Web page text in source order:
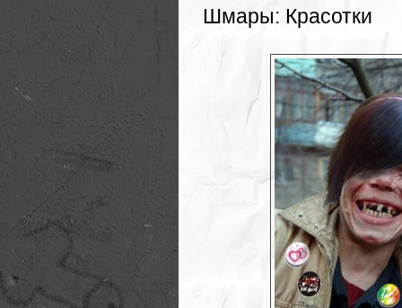
Шмары: Красотки